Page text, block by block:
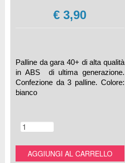
€ 3,90
Palline da gara 40+ di alta qualità
in ABS di ultima generazione.
Confezione da 3 palline. Colore:
bianco
AGGIUNGI AL CARRELLO